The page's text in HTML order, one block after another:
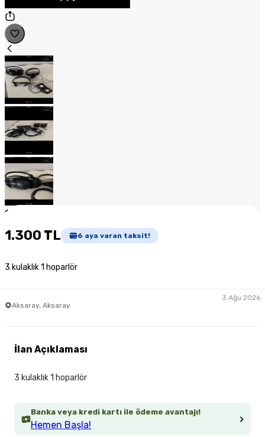
1
1.300 TL 6 aya varan taksit!
3 kulaklık 1 hoparlör
Aksaray, Aksaray
3 Ağu 2026
Banka veya kredi kartı ile ödeme avantajı!
Hemen Başla!
İlan Açıklaması
3 kulaklık 1 hoparlör